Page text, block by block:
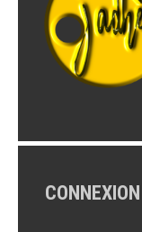
CONNEXION